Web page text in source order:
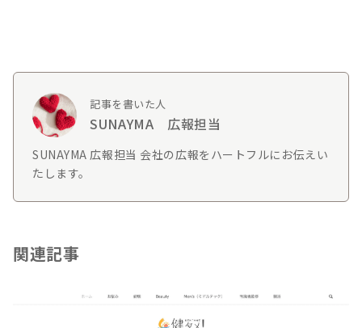
記事を書いた人
SUNAYMA 広報担当
SUNAYMA 広報担当 会社の広報をハートフルにお伝えい
たします。
関連記事